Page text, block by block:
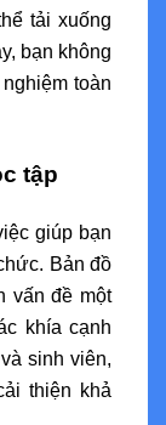
tải xuống
bạn không
toàn
tập
giúp bạn
Bản đồ
vấn đề một
khía cạnh
sinh viên,
thiện khả